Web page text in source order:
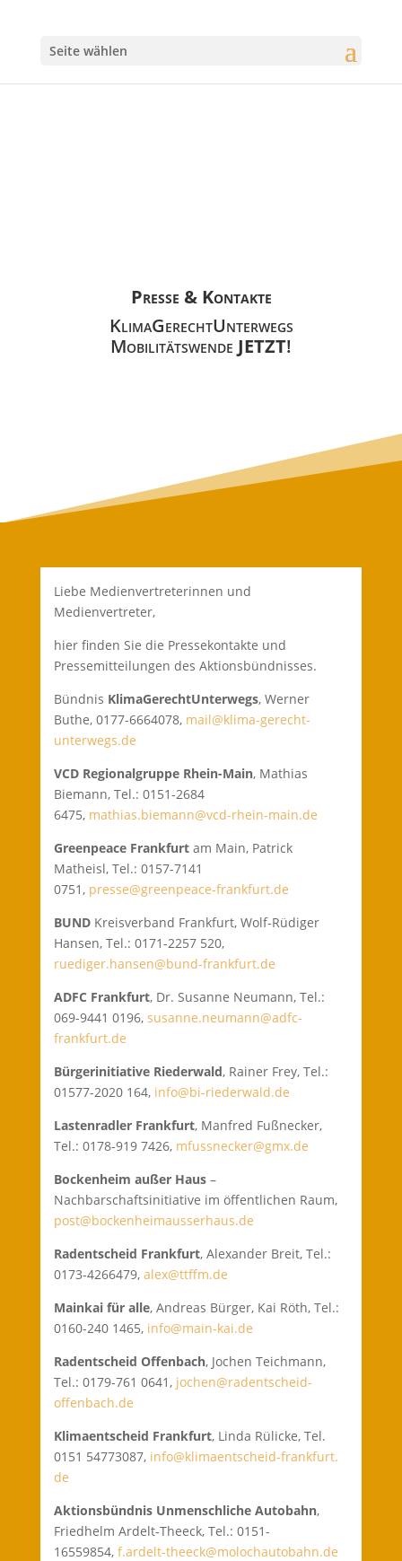
Seite wählen
Presse & Kontakte
KlimaGerechtUnterwegs
Mobilitätswende JETZT!
Liebe Medienvertreterinnen und
Medienvertreter,
hier finden Sie die Pressekontakte und
Pressemitteilungen des Aktionsbündnisses.
Bündnis KlimaGerechtUnterwegs, Werner
Buthe, 0177-6664078, mail@klima-gerecht-
unterwegs.de
VCD Regionalgruppe Rhein-Main, Mathias
Biemann, Tel.: 0151-2684
6475, mathias.biemann@vcd-rhein-main.de
Greenpeace Frankfurtam Main, Patrick
Matheisl, Tel.: 0157-7141
0751, presse@greenpeace-frankfurt.de
BUNDKreisverband Frankfurt, Wolf-Rüdiger
Hansen, Tel.: 0171-2257 520,
ruediger.hansen@bund-frankfurt.de
ADFC Frankfurt, Dr. Susanne Neumann, Tel.:
069-9441 0196, susanne.neumann@adfc-
frankfurt.de
Bürgerinitiative Riederwald, Rainer Frey, Tel.:
01577-2020 164, info@bi-riederwald.de
Lastenradler Frankfurt, Manfred Fußnecker,
Tel.: 0178-919 7426, mfussnecker@gmx.de
Bockenheim außer Haus–
Nachbarschaftsinitiative im öffentlichen Raum,
post@bockenheimausserhaus.de
Radentscheid Frankfurt, Alexander Breit, Tel.:
0173-4266479, alex@ttffm.de
Mainkai für alle, Andreas Bürger, Kai Röth, Tel.:
0160-240 1465, info@main-kai.de
Radentscheid Offenbach, Jochen Teichmann,
Tel.: 0179-761 0641, jochen@radentscheid-
offenbach.de
Klimaentscheid Frankfurt, Linda Rülicke, Tel.
0151 54773087, info@klimaentscheid-frankfurt.
de
Aktionsbündnis Unmenschliche Autobahn,
Friedhelm Ardelt-Theeck, Tel.: 0151-
16559854, f.ardelt-theeck@molochautobahn.de